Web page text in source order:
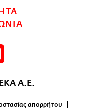
Α.Ε.
απορρήτου